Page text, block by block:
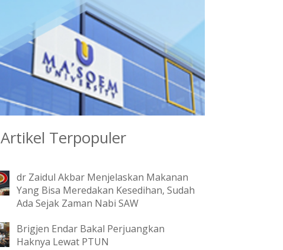
Artikel Terpopuler
dr Zaidul Akbar Menjelaskan Makanan
Yang Bisa Meredakan Kesedihan, Sudah
Ada Sejak Zaman Nabi SAW
Brigjen Endar Bakal Perjuangkan
Haknya Lewat PTUN